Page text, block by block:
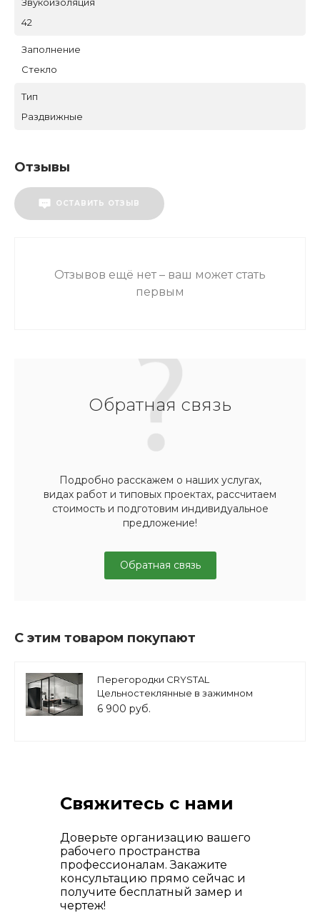
42
Заполнение
Стекло
Тип
Раздвижные
Отзывы
ОСТАВИТЬ ОТЗЫВ
Отзывов ещё нет – ваш может стать
первым
Обратная связь
Подробно расскажем о наших услугах,
видах работ и типовых проектах, рассчитаем
стоимость и подготовим индивидуальное
предложение!
Обратная связь
С этим товаром покупают
Перегородки CRYSTAL
Цельностеклянные в зажимном
профиле
6 900 руб.
Доверьте организацию вашего
рабочего пространства
профессионалам. Закажите
консультацию прямо сейчас и
получите бесплатный замер и
чертеж!
Свяжитесь с нами